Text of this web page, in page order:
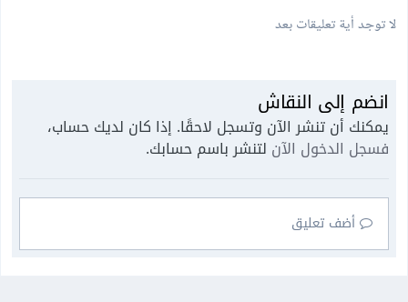
لا توجد أية تعليقات بعد
انضم إلى النقاش
يمكنك أن تنشر الآن وتسجل لاحقًا. إذا كان لديك حساب،
فسجل الدخول الآن لتنشر باسم حسابك.
أضف تعليق